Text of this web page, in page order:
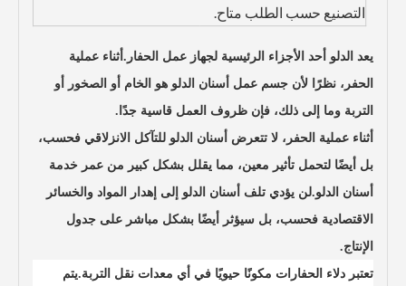
التصنيع حسب الطلب متاح.
يعد الدلو أحد الأجزاء الرئيسية لجهاز عمل الحفار.أثناء عملية
الحفر، نظرًا لأن جسم عمل أسنان الدلو هو الخام أو الصخور أو
التربة وما إلى ذلك، فإن ظروف العمل قاسية جدًا.
أثناء عملية الحفر، لا تتعرض أسنان الدلو للتآكل الانزلاقي فحسب،
بل أيضًا لتحمل تأثير معين، مما يقلل بشكل كبير من عمر خدمة
أسنان الدلو.لن يؤدي تلف أسنان الدلو إلى إهدار المواد والخسائر
الاقتصادية فحسب، بل سيؤثر أيضًا بشكل مباشر على جدول
الإنتاج.
تعتبر دلاء الحفارات مكونًا حيويًا في أي معدات نقل التربة.يتم